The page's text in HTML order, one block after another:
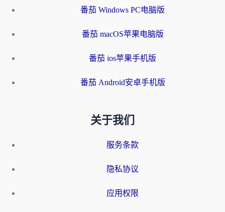
番茄 Windows PC电脑版
番茄 macOS苹果电脑版
番茄 ios苹果手机版
番茄 Android安卓手机版
关于我们
服务条款
隐私协议
应用权限